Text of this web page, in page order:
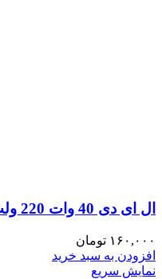
ال ای دی 40 وات 220 ولت سفید مهتابی
۱۶۰,۰۰۰ تومان
افزودن به سبد خرید
نمایش سریع